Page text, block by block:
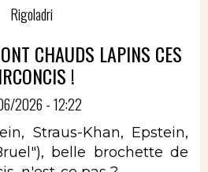
Rigoladri
CHAUDS LAPINS CES
!
2026 - 12:22
Khan, Epstein,
belle brochette de